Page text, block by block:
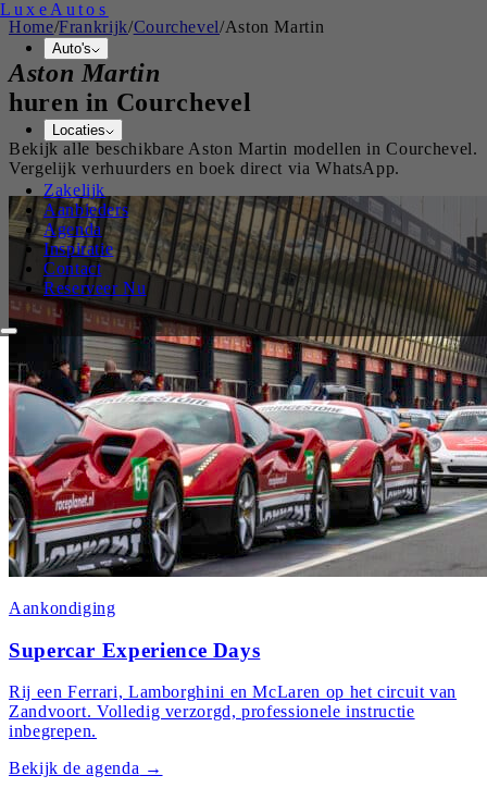
Luxe Autos
Auto's
Locaties
Zakelijk
Aanbieders
Agenda
Inspiratie
Contact
Reserveer Nu
Home/Frankrijk/Courchevel/Aston Martin
Aston Martin
huren in Courchevel
Bekijk alle beschikbare Aston Martin modellen inCourchevel.
Vergelijk verhuurders en boek direct via WhatsApp.
Aankondiging
Supercar Experience Days
Rij een Ferrari, Lamborghini en McLaren op het circuit van
Zandvoort. Volledig verzorgd, professionele instructie
inbegrepen.
Bekijk de agenda →